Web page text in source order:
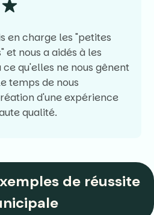
en charge les "petites
et nous a aidés à les
qu'elles ne nous gênent
temps de nous
d'une expérience
qualité.
de réussite